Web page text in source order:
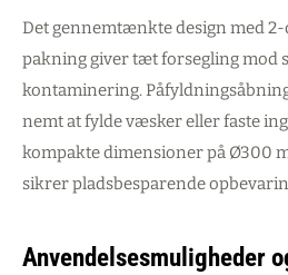
Det gennemtænkte design med
pakning giver tæt forsegling mod
kontaminering.
nemt at fylde væsker eller faste
kompakte dimensioner på Ø300
sikrer pladsbesparende
Anvendelsesmuligheder